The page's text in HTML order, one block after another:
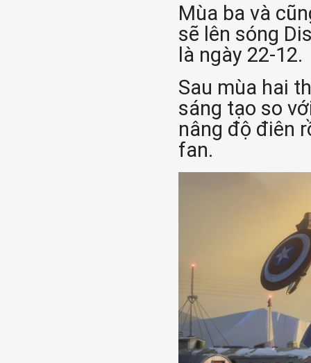
Mùa ba và
sẽ lên sóng
là ngày 22-12.
Sau mùa hai
sáng tạo so
nâng độ điên
fan.